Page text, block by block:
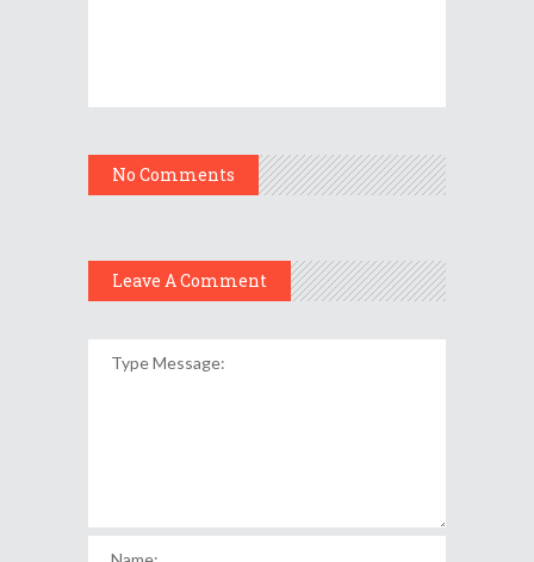
No Comments
Leave A Comment